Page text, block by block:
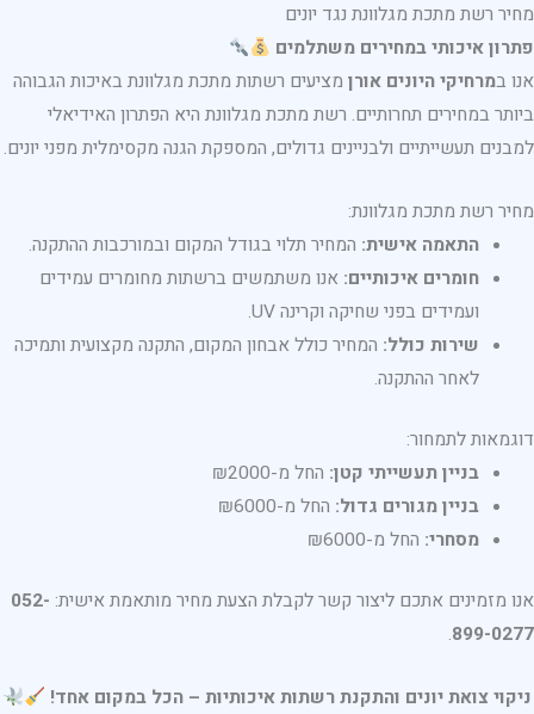
מחיר רשת מתכת מגלוונת נגד יונים
פתרון איכותי במחירים משתלמים
אנו במרחיקי היונים אורן מציעים רשתות מתכת מגלוונת באיכות הגבוהה
ביותר במחירים תחרותיים. רשת מתכת מגלוונת היא הפתרון האידיאלי
למבנים תעשייתיים ולבניינים גדולים, המספקת הגנה מקסימלית מפני יונים.
מחיר רשת מתכת מגלוונת:
התאמה אישית: המחיר תלוי בגודל המקום ובמורכבות ההתקנה.
חומרים איכותיים: אנו משתמשים ברשתות מחומרים עמידים
ועמידים בפני שחיקה וקרינה UV.
שירות כולל: המחיר כולל אבחון המקום, התקנה מקצועית ותמיכה
לאחר ההתקנה.
דוגמאות לתמחור:
בניין תעשייתי קטן: החל מ-₪2000
בניין מגורים גדול: החל מ-₪6000
מסחרי: החל מ-₪6000
אנו מזמינים אתכם ליצור קשר לקבלת הצעת מחיר מותאמת אישית: 052-
899-0277
.
ניקוי צואת יונים והתקנת רשתות איכותיות – הכל במקום אחד!